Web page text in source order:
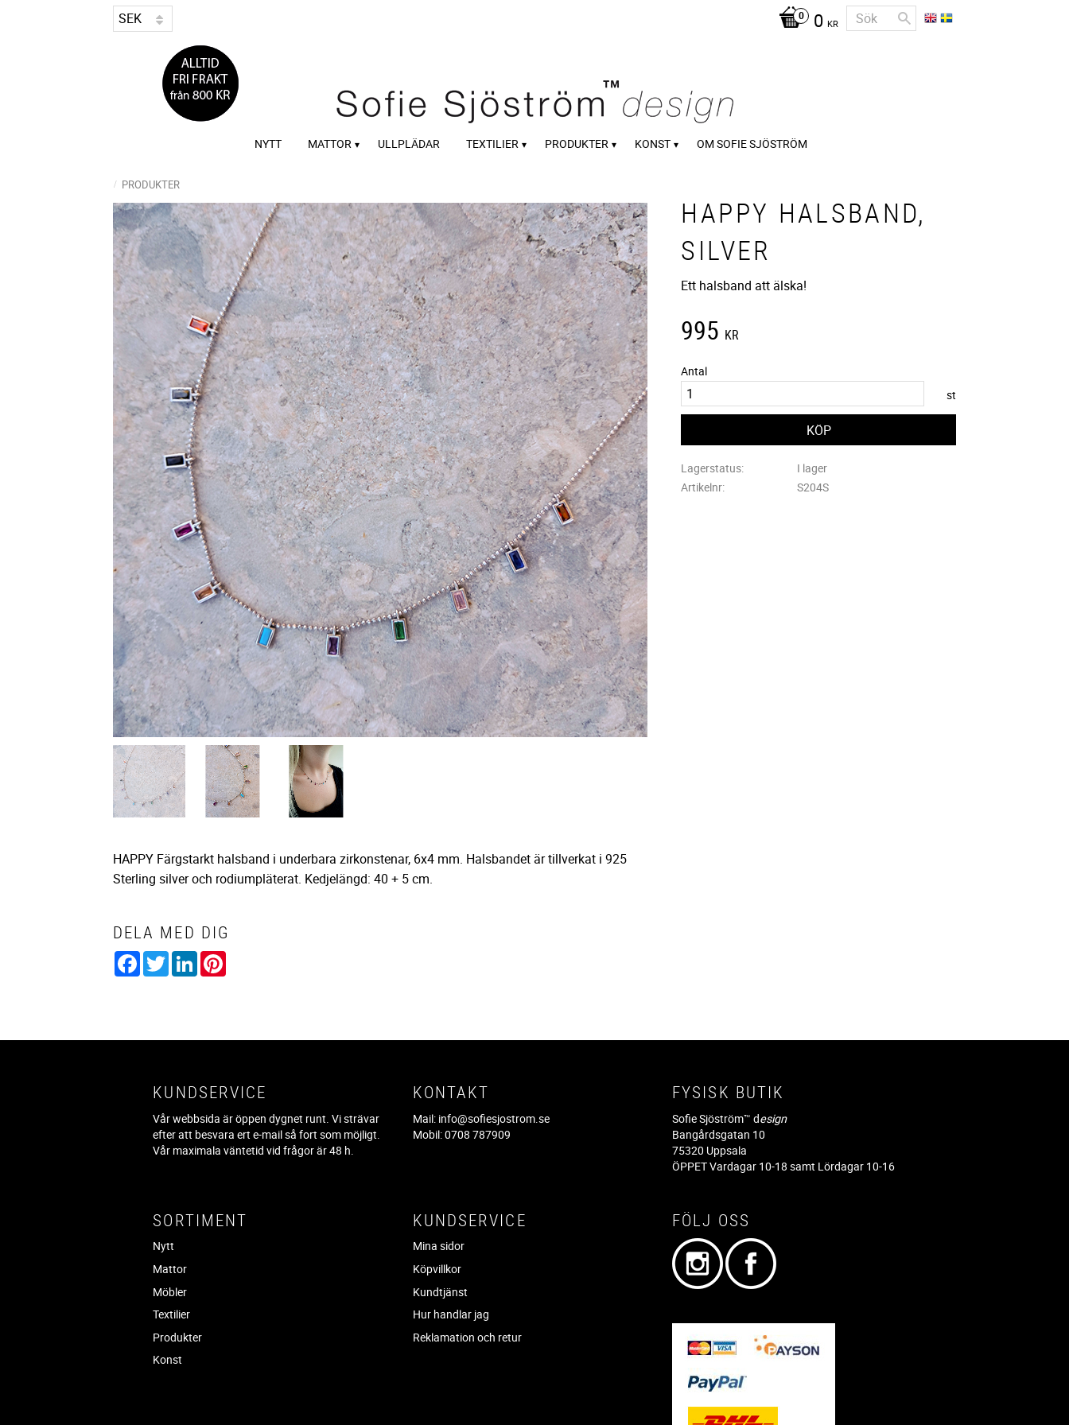
0 KR
NYTT MATTOR ULLPLÄDAR TEXTILIER PRODUKTER KONST OM SOFIE SJÖSTRÖM
PRODUKTER
HAPPY HALSBAND,
SILVER
Ett halsband att älska!
995 KR
Antal
st
Lagerstatus
I lager
Artikelnr
S204S
HAPPY Färgstarkt halsband i underbara zirkonstenar, 6x4 mm. Halsbandet är tillverkat i 925
Sterling silver och rodiumpläterat. Kedjelängd: 40 + 5 cm.
DELA MED DIG
Facebook
TwitterLinkedIn
KUNDSERVICE
Vår webbsida är öppen dygnet runt. Vi strävar
efter att besvara ert e-mail så fort som möjligt.
Vår maximala väntetid vid frågor är 48 h.
KONTAKT
Mail: info@sofiesjostrom.se
Mobil: 0708 787909
FYSISK BUTIK
Sofie Sjöström™ design
Bangårdsgatan 10
75320 Uppsala
ÖPPET Vardagar 10-18 samt Lördagar 10-16
SORTIMENT
Nytt
Mattor
Möbler
Textilier
Produkter
Konst
KUNDSERVICE
Mina sidor
Köpvillkor
Kundtjänst
Hur handlar jag
Reklamation och retur
FÖLJ OSS